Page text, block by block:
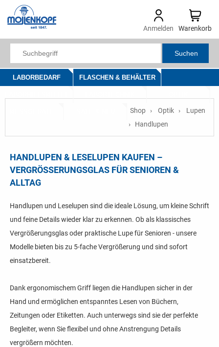
Anmelden Warenkorb
Suchen
LABORBEDARF FLASCHEN & BEHÄLTER
Shop Optik
Lupen
Handlupen
HANDLUPEN & LESELUPEN KAUFEN –
VERGRÖSSERUNGSGLAS FÜR SENIOREN & A
LLTAG
Handlupen und Leselupen sind die ideale Lösung, um kleine Schrift
und feine Details wieder klar zu erkennen. Ob als klassisches
Vergrößerungsglas oder praktische Lupe für Senioren - unsere
Modelle bieten bis zu 5-fache Vergrößerung und sind sofort
einsatzbereit.
Dank ergonomischem Griff liegen die Handlupen sicher in der
Hand und ermöglichen entspanntes Lesen von Büchern,
Zeitungen oder Etiketten. Auch unterwegs sind sie der perfekte
Begleiter, wenn Sie flexibel und ohne Anstrengung Details
vergrößern möchten.